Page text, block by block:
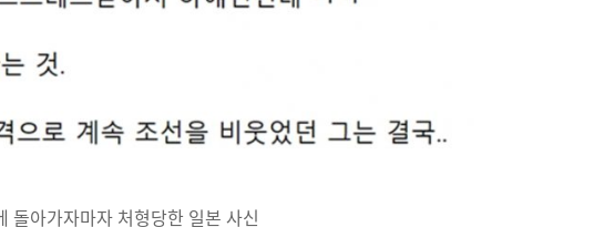
돌아가자마자 처형당한 일본 사신